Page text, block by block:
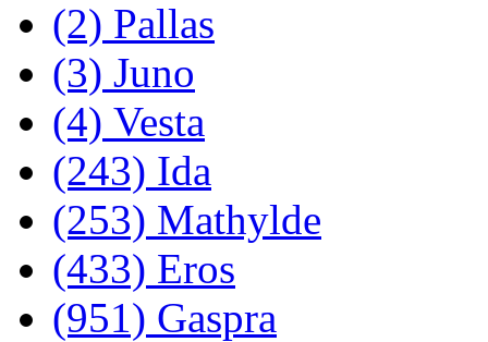
(2) Pallas
(3) Juno
(4) Vesta
(243) Ida
(253) Mathylde
(433) Eros
(951) Gaspra